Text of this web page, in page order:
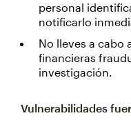
personal
notificarlo
No lleves a cabo
financieras
investigación.
Vulnerabilidades